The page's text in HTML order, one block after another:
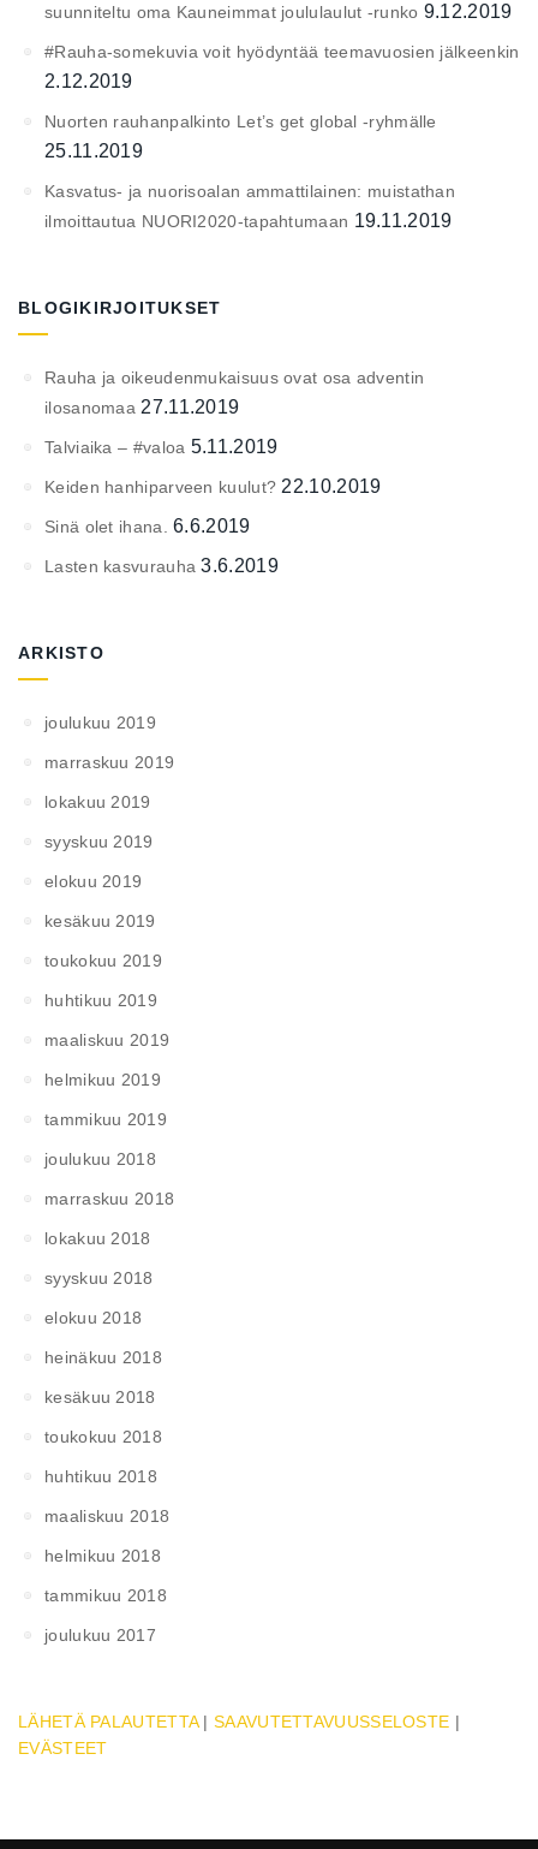
suunniteltu oma Kauneimmat joululaulut -runko 9.12.2019
#Rauha-somekuvia voit hyödyntää teemavuosien jälkeenkin
2.12.2019
Nuorten rauhanpalkinto Let’s get global -ryhmälle
25.11.2019
Kasvatus- ja nuorisoalan ammattilainen: muistathan
ilmoittautua NUORI2020-tapahtumaan 19.11.2019
BLOGIKIRJOITUKSET
Rauha ja oikeudenmukaisuus ovat osa adventin
ilosanomaa 27.11.2019
Talviaika – #valoa 5.11.2019
Keiden hanhiparveen kuulut? 22.10.2019
Sinä olet ihana. 6.6.2019
Lasten kasvurauha 3.6.2019
ARKISTO
joulukuu 2019
marraskuu 2019
lokakuu 2019
syyskuu 2019
elokuu 2019
kesäkuu 2019
toukokuu 2019
huhtikuu 2019
maaliskuu 2019
helmikuu 2019
tammikuu 2019
joulukuu 2018
marraskuu 2018
lokakuu 2018
syyskuu 2018
elokuu 2018
heinäkuu 2018
kesäkuu 2018
toukokuu 2018
huhtikuu 2018
maaliskuu 2018
helmikuu 2018
tammikuu 2018
joulukuu 2017
LÄHETÄ PALAUTETTA|SAAVUTETTAVUUSSELOSTE |
EVÄSTEET